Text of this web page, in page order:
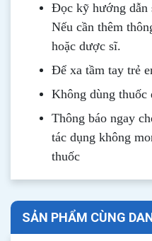
Đọc kỹ hướng dẫn
Nếu cần thêm
hoặc dược sĩ.
Để xa tầm tay trẻ
Không dùng thuốc
Thông báo ngay
tác dụng không
thuốc
SẢN PHẨM CÙNG